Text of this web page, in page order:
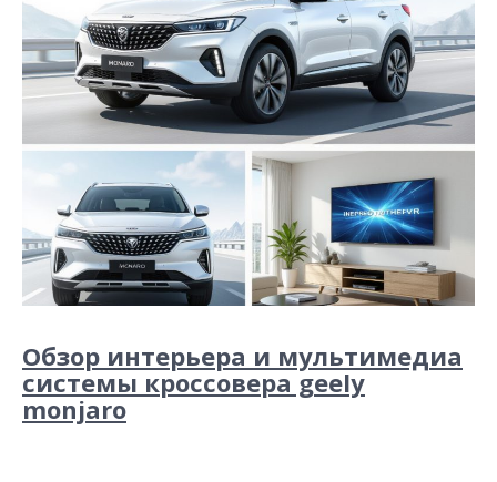
Обзор интерьера и мультимедиа
системы кроссовера geely
monjaro